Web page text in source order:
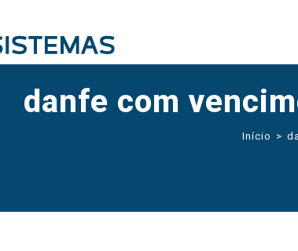
danfe com
Início >